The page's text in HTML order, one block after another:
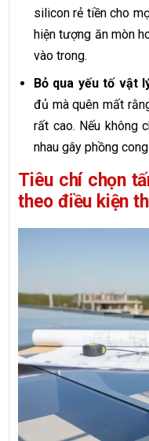
silicon rẻ tiền cho
hiện tượng ăn mòn
vào trong.
Bỏ qua yếu tố vật
đủ mà quên mất
rất cao. Nếu không
nhau gây phồng
Tiêu chí chọn
theo điều kiện